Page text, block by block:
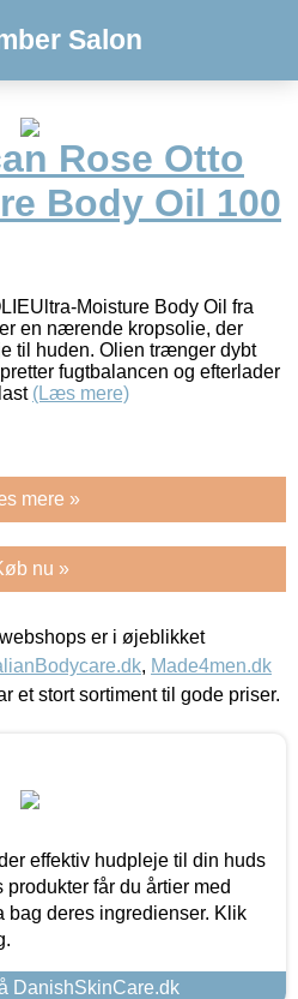
Salon
Rose Otto
Body Oil 100
Moisture Body Oil fra
en nærende kropsolie, der
til huden. Olien trænger dybt
fugtbalancen og efterlader
(Læs mere)
mere »
nu »
er i øjeblikket
, Made4men.dk
et stort sortiment til gode priser.
effektiv hudpleje til din huds
får du årtier med
deres ingredienser. Klik
DanishSkinCare.dk